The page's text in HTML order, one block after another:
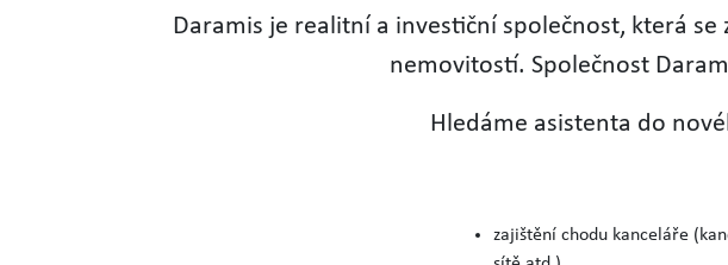
Daramis je realitní a investiční společnost, která
nemovitostí. Společnost
Hledáme asistenta do
zajištění chodu kanceláře